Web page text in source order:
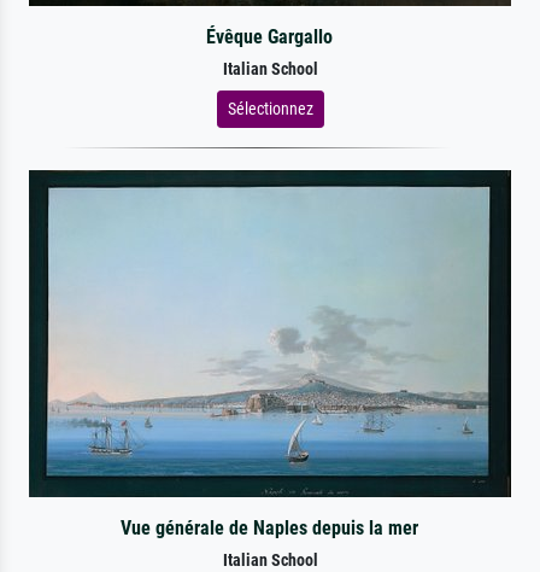
Évêque Gargallo
Italian School
Sélectionnez
Vue générale de Naples depuis la mer
Italian School